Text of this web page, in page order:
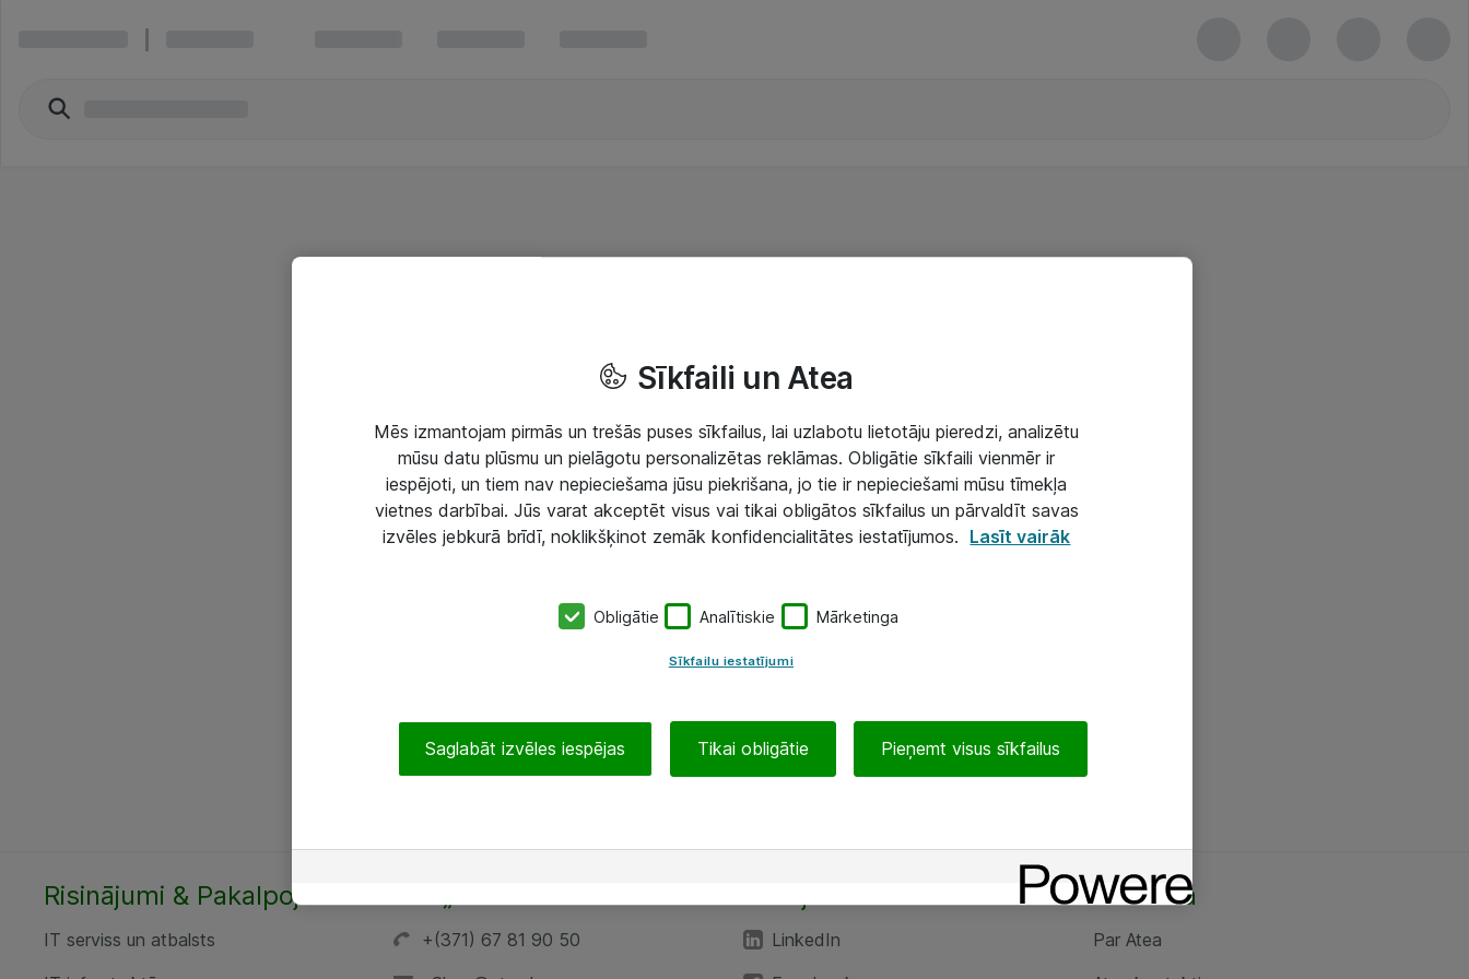
Risinājumi & Pakalpojumi
IT serviss un atbalsts
+(371) 67 81 90 50
LinkedIn
Par Atea
Par Atea
Sīkfaili un Atea
Mēs izmantojam pirmās un trešās puses sīkfailus, lai uzlabotu lietotāju pieredzi, analizētu
mūsu datu plūsmu un pielāgotu personalizētas reklāmas. Obligātie sīkfaili vienmēr ir
iespējoti, un tiem nav nepieciešama jūsu piekrišana, jo tie ir nepieciešami mūsu tīmekļa
vietnes darbībai. Jūs varat akceptēt visus vai tikai obligātos sīkfailus un pārvaldīt savas
izvēles jebkurā brīdī, noklikšķinot zemāk konfidencialitātes iestatījumos. Lasīt vairāk
Obligātie Analītiskie Mārketinga
Sīkfailu iestatījumi
Saglabāt izvēles iespējas Tikai obligātie Pieņemt visus sīkfailus